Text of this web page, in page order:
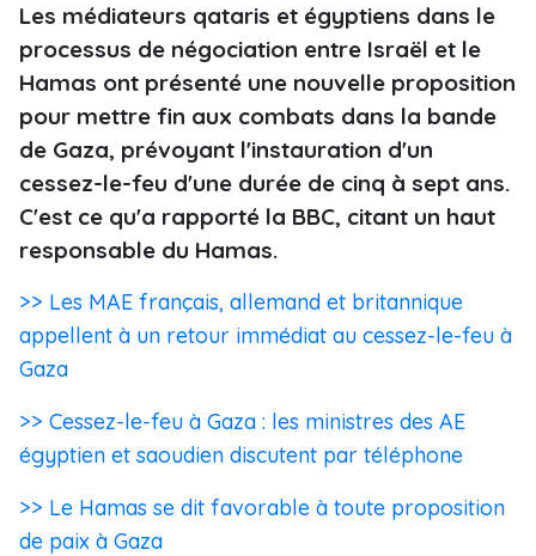
Les médiateurs qataris et égyptiens dans le
processus de négociation entre Israël et le
Hamas ont présenté une nouvelle proposition
pour mettre fin aux combats dans la bande
de Gaza, prévoyant l'instauration d'un
cessez-le-feu d'une durée de cinq à sept ans.
C'est ce qu'a rapporté la BBC, citant un haut
responsable du Hamas.
>> Les MAE français, allemand et britannique
appellent à un retour immédiat au cessez-le-feu à
Gaza
>> Cessez-le-feu à Gaza : les ministres des AE
égyptien et saoudien discutent par téléphone
>> Le Hamas se dit favorable à toute proposition
de paix à Gaza